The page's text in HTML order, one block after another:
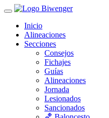
Inicio
Alineaciones
Secciones
Consejos
Fichajes
Guías
Alineaciones
Jornada
Lesionados
Sancionados